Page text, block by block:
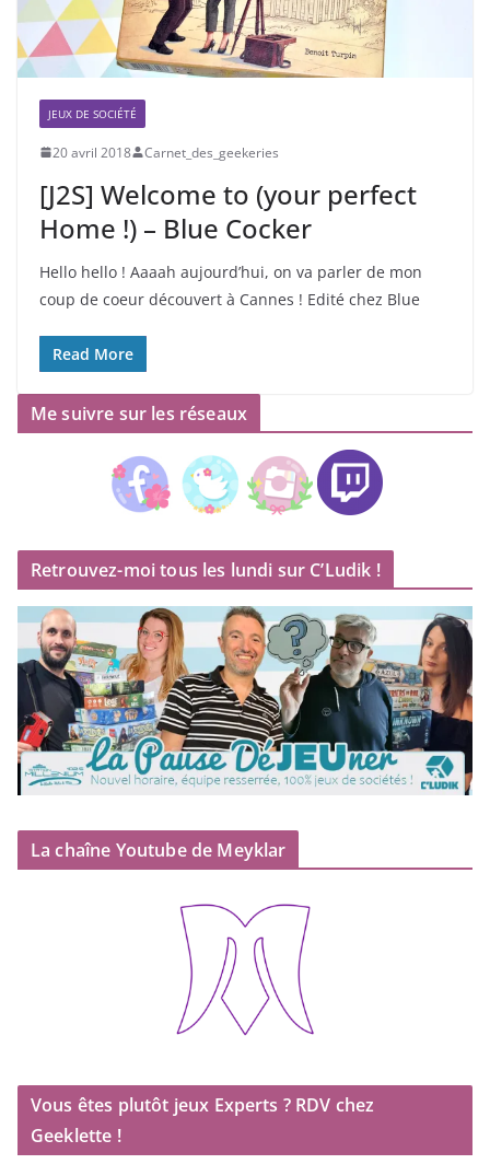
JEUX DE SOCIÉTÉ
20 avril 2018 Carnet_des_geekeries
[J2S] Welcome to (your perfect
Home !) – Blue Cocker
Hello hello ! Aaaah aujourd’hui, on va parler de mon
coup de coeur découvert à Cannes ! Edité chez Blue
Read More
Me suivre sur les réseaux
Retrouvez-moi tous les lundi sur C’Ludik !
La chaîne Youtube de Meyklar
Vous êtes plutôt jeux Experts ? RDV chez
Geeklette !